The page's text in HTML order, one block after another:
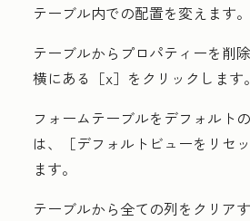
テーブル内での配置を変えます。
テーブルからプロパティーを削
横にある［x］ をクリックします。
フォームテーブルをデフォルト
は、［デフォルトビューをリセ
ます。
テーブルから全ての列をクリアす